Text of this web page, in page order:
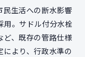
民生活への断水影響
用。サドル付分水栓
ど、既存の管路仕様
より、行政水準の